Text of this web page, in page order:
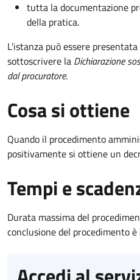
tutta la documentazione
della pratica.
L'istanza può essere
sottoscrivere la Dichiarazione
dal procuratore.
Cosa si ottiene
Quando il procedimento
positivamente si ottiene un
Tempi e
Durata massima del
conclusione del procedimento